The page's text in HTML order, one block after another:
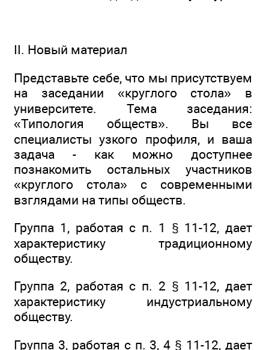
II. Новый материал
Представьте себе, что мы присутствуем
на заседании «круглого стола» в
университете. Тема заседания:
«Типология обществ». Вы все
специалисты узкого профиля, и ваша
задача - как можно доступнее
познакомить остальных участников
«круглого стола» с современными
взглядами на типы обществ.
Группа 1, работая с п. 1 § 11-12, дает
характеристику традиционному
обществу.
Группа 2, работая с п. 2 § 11-12, дает
характеристику индустриальному
обществу.
Группа 3, работая с п. 3, 4 § 11-12, дает